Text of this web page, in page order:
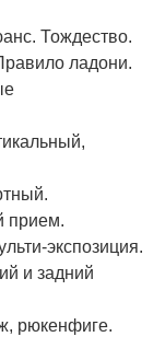
Тождество.
ладони.
прием.
экспозиция.
и задний
рюкенфиге.